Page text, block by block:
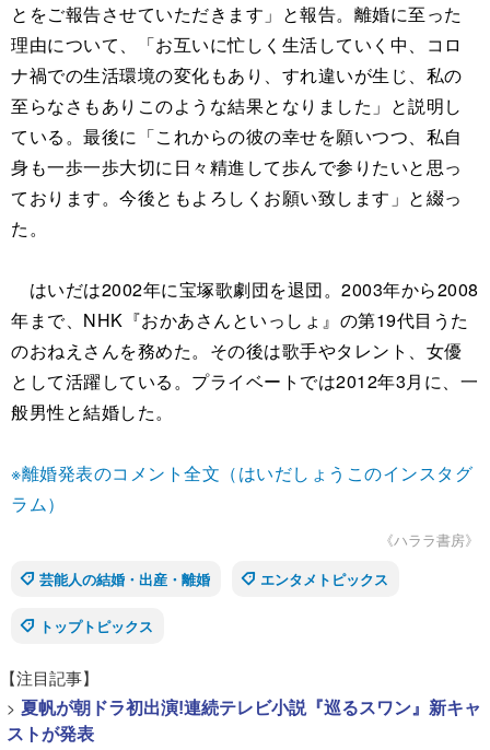
とをご報告させていただきます」と報告。離婚に至った
理由について、「お互いに忙しく生活していく中、コロ
ナ禍での生活環境の変化もあり、すれ違いが生じ、私の
至らなさもありこのような結果となりました」と説明し
ている。最後に「これからの彼の幸せを願いつつ、私自
身も一歩一歩大切に日々精進して歩んで参りたいと思っ
ております。今後ともよろしくお願い致します」と綴っ
た。
はいだは2002年に宝塚歌劇団を退団。2003年から2008
年まで、NHK『おかあさんといっしょ』の第19代目うた
のおねえさんを務めた。その後は歌手やタレント、女優
として活躍している。プライベートでは2012年3月に、一
般男性と結婚した。
※離婚発表のコメント全文（はいだしょうこのインスタグ
ラム）
《ハララ書房》
芸能人の結婚・出産・離婚
エンタメトピックス
トップトピックス
【注目記事】
> 夏帆が朝ドラ初出演!連続テレビ小説『巡るスワン』新キャ
ストが発表